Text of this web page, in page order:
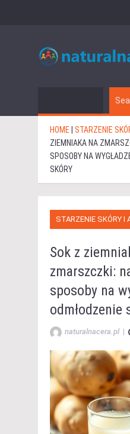
HOME STARZENIE
ZIEMNIAKA NA
SPOSOBY NA
SKÓRY
STARZENIE SKÓRY I
Sok z
zmarszczki:
sposoby na
odmłodzenie
naturalnacera.pl |